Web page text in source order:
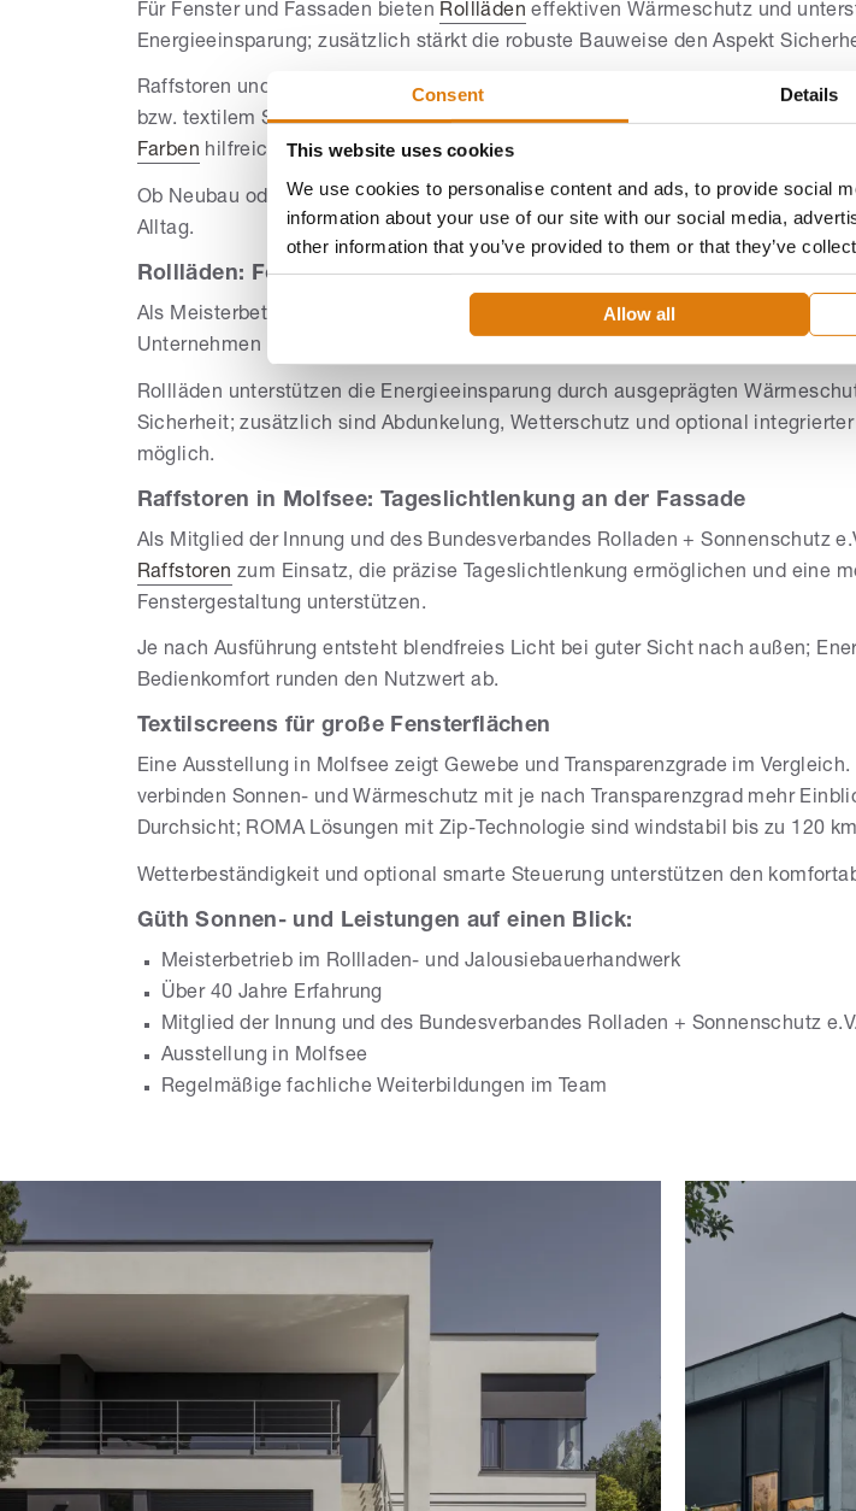
Consent Details
This website uses cookies
We use cookies to personalise content and ads, to provide social
information about your use of our site with our social media,
other information that you’ve provided to them or that they’ve
Allow all
Für Fenster und Fassaden bieten Rollläden effektiven Wärmeschutz und
Energieeinsparung; zusätzlich stärkt die robuste Bauweise den Aspekt
Raffstoren und Textilscreens ergänzen den außenliegenden Sonnenschutz mit
bzw. textilem Schutz auch an großen Flächen. Für die passende
Farben hilfreiche Orientierung.
Ob Neubau oder Sanierung, fachgerechte Planung und Montage sorgen für
Alltag.
Rollläden: Fokus auf Wärmeschutz und Sicherheit
Als Meisterbetrieb mit über 40 Jahren Praxis im Rollladen- und
Unternehmen passgenaue Rollläden für unterschiedliche Bausituationen.
Rollläden unterstützen die Energieeinsparung durch ausgeprägten
Sicherheit; zusätzlich sind Abdunkelung, Wetterschutz und optional
möglich.
Raffstoren in Molfsee: Tageslichtlenkung an der Fassade
Als Mitglied der Innung und des Bundesverbandes Rolladen + Sonnenschutz
Raffstoren zum Einsatz, die präzise Tageslichtlenkung ermöglichen und eine
Fenstergestaltung unterstützen.
Je nach Ausführung entsteht blendfreies Licht bei guter Sicht nach außen;
Bedienkomfort runden den Nutzwert ab.
Textilscreens für große Fensterflächen
Eine Ausstellung in Molfsee zeigt Gewebe und Transparenzgrade im Vergleich.
verbinden Sonnen- und Wärmeschutz mit je nach Transparenzgrad mehr
Durchsicht; ROMA Lösungen mit Zip-Technologie sind windstabil bis zu 120
Wetterbeständigkeit und optional smarte Steuerung unterstützen den
Güth Sonnen- und Leistungen auf einen Blick:
Meisterbetrieb im Rollladen- und Jalousiebauerhandwerk
Über 40 Jahre Erfahrung
Mitglied der Innung und des Bundesverbandes Rolladen + Sonnenschutz e.V.
Ausstellung in Molfsee
Regelmäßige fachliche Weiterbildungen im Team